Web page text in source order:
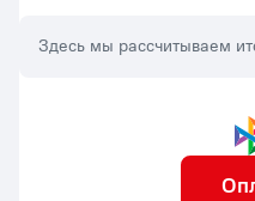
Здесь мы рассчитываем